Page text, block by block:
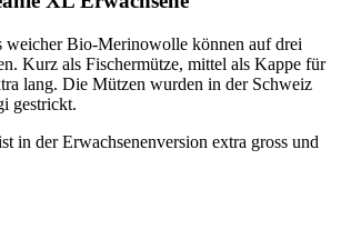
weicher Bio-Merinowolle können auf drei
Kurz als Fischermütze, mittel als Kappe für
lang. Die Mützen wurden in der Schweiz
gestrickt.
in der Erwachsenenversion extra gross und